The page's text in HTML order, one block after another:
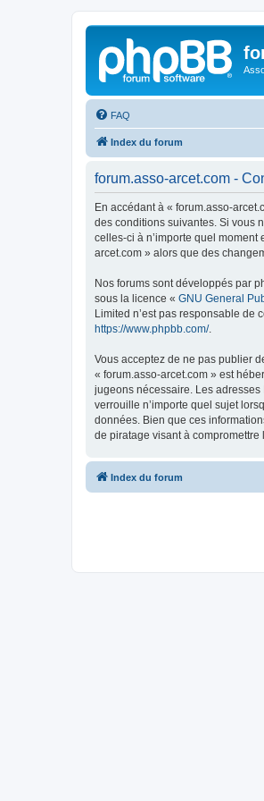
FAQ
Index du forum
forum.asso-arcet.com -
En accédant à « forum.asso-
des conditions suivantes. Si vous
celles-ci à n’importe quel
arcet.com » alors que des
Nos forums sont développés par
sous la licence « GNU General
Limited n’est pas responsable de
https://www.phpbb.com/.
Vous acceptez de ne pas publier
« forum.asso-arcet.com » est
jugeons nécessaire. Les
verrouille n’importe quel sujet
données. Bien que ces
de piratage visant à compromettre
Index du forum